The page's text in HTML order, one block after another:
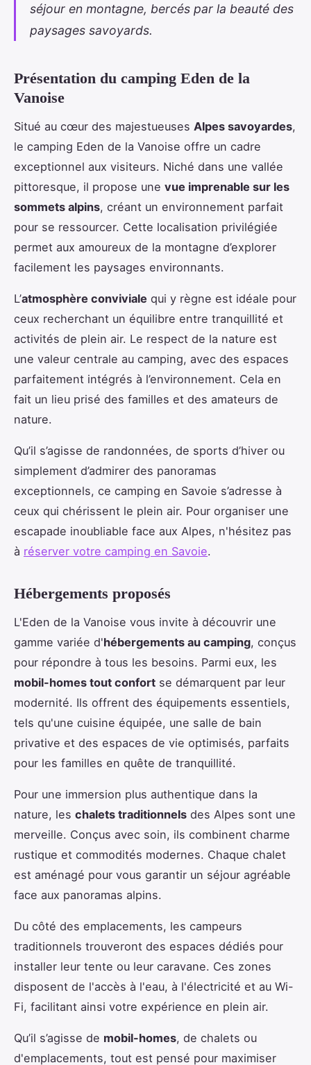
séjour en montagne, bercés par la beauté des
paysages savoyards.
Présentation du camping Eden de la
Vanoise
Situé au cœur des majestueuses Alpes savoyardes,
le camping Eden de la Vanoise offre un cadre
exceptionnel aux visiteurs. Niché dans une vallée
pittoresque, il propose une vue imprenable sur les
sommets alpins, créant un environnement parfait
pour se ressourcer. Cette localisation privilégiée
permet aux amoureux de la montagne d’explorer
facilement les paysages environnants.
L’atmosphère conviviale qui y règne est idéale pour
ceux recherchant un équilibre entre tranquillité et
activités de plein air. Le respect de la nature est
une valeur centrale au camping, avec des espaces
parfaitement intégrés à l’environnement. Cela en
fait un lieu prisé des familles et des amateurs de
nature.
Qu’il s’agisse de randonnées, de sports d’hiver ou
simplement d’admirer des panoramas
exceptionnels, ce camping en Savoie s’adresse à
ceux qui chérissent le plein air. Pour organiser une
escapade inoubliable face aux Alpes, n'hésitez pas
à réserver votre camping en Savoie.
Hébergements proposés
L'Eden de la Vanoise vous invite à découvrir une
gamme variée d'hébergements au camping, conçus
pour répondre à tous les besoins. Parmi eux, les
mobil-homes tout confort se démarquent par leur
modernité. Ils offrent des équipements essentiels,
tels qu'une cuisine équipée, une salle de bain
privative et des espaces de vie optimisés, parfaits
pour les familles en quête de tranquillité.
Pour une immersion plus authentique dans la
nature, les chalets traditionnels des Alpes sont une
merveille. Conçus avec soin, ils combinent charme
rustique et commodités modernes. Chaque chalet
est aménagé pour vous garantir un séjour agréable
face aux panoramas alpins.
Du côté des emplacements, les campeurs
traditionnels trouveront des espaces dédiés pour
installer leur tente ou leur caravane. Ces zones
disposent de l'accès à l'eau, à l'électricité et au Wi-
Fi, facilitant ainsi votre expérience en plein air.
Qu’il s’agisse de mobil-homes, de chalets ou
d'emplacements, tout est pensé pour maximiser